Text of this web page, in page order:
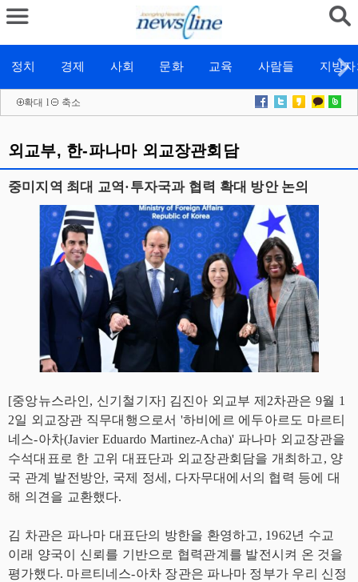
정치 경제 사회 문화 교육 사람들 지방
확대 l 축소
외교부, 한-파나마 외교장관회담
중미지역 최대 교역·투자국과 협력 확대 방안 논의
[중앙뉴스라인, 신기철기자] 김진아 외교부 제2차관은 9월 1
2일 외교장관 직무대행으로서 '하비에르 에두아르도 마르티
네스-아차(Javier Eduardo Martinez-Acha)' 파나마 외교장관을
수석대표로 한 고위 대표단과 외교장관회담을 개최하고, 양
국 관계 발전방안, 국제 정세, 다자무대에서의 협력 등에 대
해 의견을 교환했다.
김 차관은 파나마 대표단의 방한을 환영하고, 1962년 수교
이래 양국이 신뢰를 기반으로 협력관계를 발전시켜 온 것을
평가했다. 마르티네스-아차 장관은 파나마 정부가 우리 신정